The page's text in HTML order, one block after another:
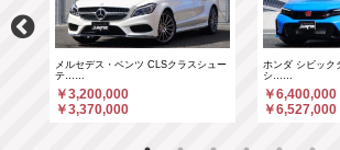
メルセデス・ベンツ CLSクラスシュー
テ……
￥3,200,000
￥3,370,000
ホンダ シビック
シ……
￥6,400,000
￥6,527,000